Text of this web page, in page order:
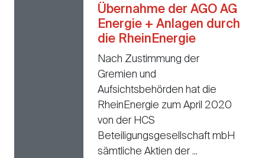
Übernahme der AGO AG
Energie + Anlagen durch
die RheinEnergie
Nach Zustimmung der
Gremien und
Aufsichtsbehörden hat die
RheinEnergie zum April 2020
von der HCS
Beteiligungsgesellschaft mbH
sämtliche Aktien der ...